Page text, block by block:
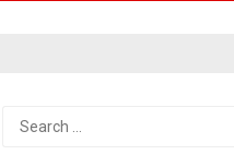
Search